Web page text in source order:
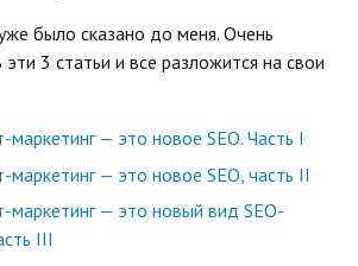
было сказано до меня. Очень
3 статьи и все разложится на свои
— это новое SEO. Часть I
маркетинг — это новое SEO, часть II
маркетинг — это новый вид SEO-
III